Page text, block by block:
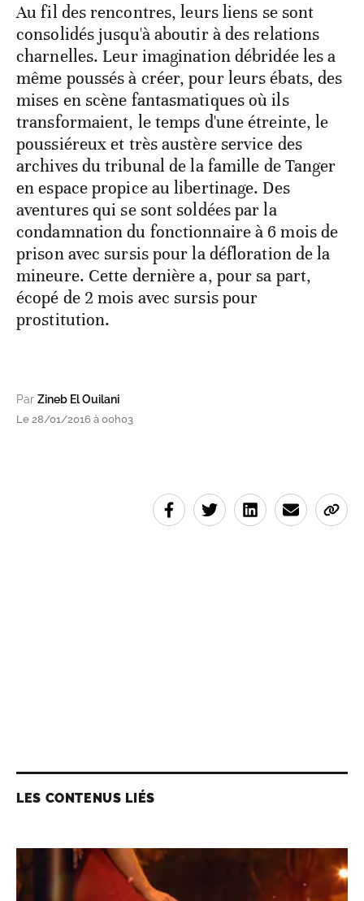
Au fil des rencontres, leurs liens se sont
consolidés jusqu'à aboutir à des relations
charnelles. Leur imagination débridée les a
même poussés à créer, pour leurs ébats, des
mises en scène fantasmatiques où ils
transformaient, le temps d'une étreinte, le
poussiéreux et très austère service des
archives du tribunal de la famille de Tanger
en espace propice au libertinage. Des
aventures qui se sont soldées par la
condamnation du fonctionnaire à 6 mois de
prison avec sursis pour la défloration de la
mineure. Cette dernière a, pour sa part,
écopé de 2 mois avec sursis pour
prostitution.
Par Zineb El Ouilani
Le 28/01/2016 à 00h03
LES CONTENUS LIÉS